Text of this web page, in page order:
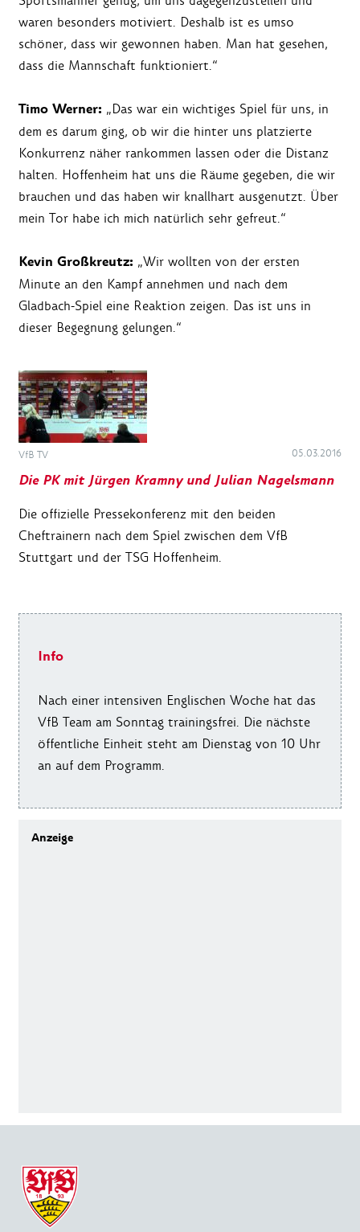
waren besonders motiviert. Deshalb ist es umso
schöner, dass wir gewonnen haben. Man hat gesehen,
dass die Mannschaft funktioniert.“
Timo Werner: „Das war ein wichtiges Spiel für uns, in
dem es darum ging, ob wir die hinter uns platzierte
Konkurrenz näher rankommen lassen oder die Distanz
halten. Hoffenheim hat uns die Räume gegeben, die wir
brauchen und das haben wir knallhart ausgenutzt. Über
mein Tor habe ich mich natürlich sehr gefreut.“
Kevin Großkreutz: „Wir wollten von der ersten
Minute an den Kampf annehmen und nach dem
Gladbach-Spiel eine Reaktion zeigen. Das ist uns in
dieser Begegnung gelungen.“
VfB TV 05.03.2016
Die PK mit Jürgen Kramny und Julian Nagelsmann
Die offizielle Pressekonferenz mit den beiden
Cheftrainern nach dem Spiel zwischen dem VfB
Stuttgart und der TSG Hoffenheim.
Info
Nach einer intensiven Englischen Woche hat das
VfB Team am Sonntag trainingsfrei. Die nächste
öffentliche Einheit steht am Dienstag von 10 Uhr
an auf dem Programm.